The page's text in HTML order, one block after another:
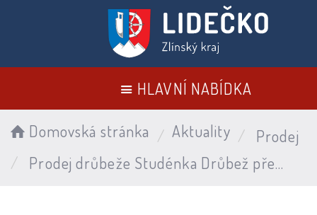
HLAVNÍ NABÍDKA
Domovská stránka Aktuality
Prodej
Prodej drůbeže Studénka Drůbež před OÚ – 30.5.2026 - ZRUŠENO